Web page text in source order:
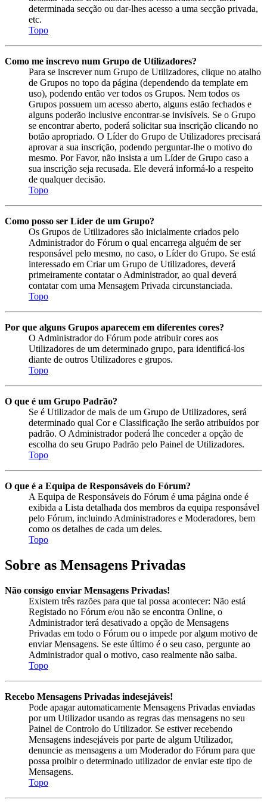
determinada secção ou dar-lhes acesso a uma secção privada,
etc.
Topo
Como me inscrevo num Grupo de Utilizadores?
Para se inscrever num Grupo de Utilizadores, clique no atalho
de Grupos no topo da página (dependendo da template em
uso), podendo então ver todos os Grupos. Nem todos os
Grupos possuem um acesso aberto, alguns estão fechados e
alguns poderão inclusive encontrar-se invisíveis. Se o Grupo
se encontrar aberto, poderá solicitar sua inscrição clicando no
botão apropriado. O Líder do Grupo de Utilizadores precisará
aprovar a sua inscrição, podendo perguntar-lhe o motivo do
mesmo. Por Favor, não insista a um Líder de Grupo caso a
sua inscrição seja recusada. Ele deverá informá-lo a respeito
de qualquer decisão.
Topo
Como posso ser Líder de um Grupo?
Os Grupos de Utilizadores são inicialmente criados pelo
Administrador do Fórum o qual encarrega alguém de ser
responsável pelo mesmo, no caso, o Líder do Grupo. Se está
interessado em Criar um Grupo de Utilizadores, deverá
primeiramente contatar o Administrador, ao qual deverá
contatar com uma Mensagem Privada circunstanciada.
Topo
Por que alguns Grupos aparecem em diferentes cores?
O Administrador do Fórum pode atribuir cores aos
Utilizadores de um determinado grupo, para identificá-los
diante de outros Utilizadores e grupos.
Topo
O que é um Grupo Padrão?
Se é Utilizador de mais de um Grupo de Utilizadores, será
determinado qual Cor e Classificação lhe serão atribuídos por
padrão. O Administrador poderá lhe conceder a opção de
escolha do seu Grupo Padrão pelo Painel de Utilizadores.
Topo
O que é a Equipa de Responsáveis do Fórum?
A Equipa de Responsáveis do Fórum é uma página onde é
exibida a Lista detalhada dos membros da equipa responsável
pelo Fórum, incluindo Administradores e Moderadores, bem
como os detalhes de cada um deles.
Topo
Sobre as Mensagens Privadas
Não consigo enviar Mensagens Privadas!
Existem três razões para que tal possa acontecer: Não está
Registado no Fórum e/ou não se encontra Online, o
Administrador terá desativado a opção de Mensagens
Privadas em todo o Fórum ou o impede por algum motivo de
enviar Mensagens. Se este último é o seu caso, pergunte ao
Administrador qual o motivo, caso realmente não saiba.
Topo
Recebo Mensagens Privadas indesejáveis!
Pode apagar automaticamente Mensagens Privadas enviadas
por um Utilizador usando as regras das mensagens no seu
Painel de Controlo do Utilizador. Se estiver recebendo
Mensagens indesejáveis por parte de algum Utilizador,
denuncie as mensagens a um Moderador do Fórum para que
possa proibir o determinado utilizador de enviar este tipo de
Mensagens.
Topo